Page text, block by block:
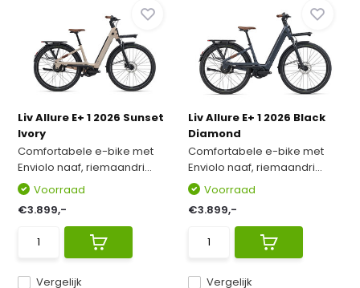
Liv Allure E+ 1 2026 Sunset
Ivory
Comfortabele e-bike met
Enviolo naaf, riemaandri...
Vergelijk
Voorraad
€3.899,-
Liv Allure E+ 1 2026 Black
Diamond
Comfortabele e-bike met
Enviolo naaf, riemaandri...
Vergelijk
Voorraad
€3.899,-